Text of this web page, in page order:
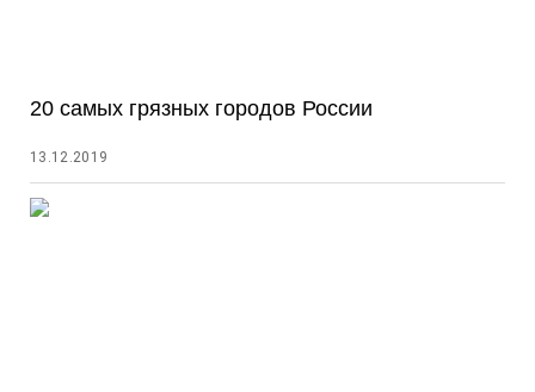
20 самых грязных городов России
13.12.2019